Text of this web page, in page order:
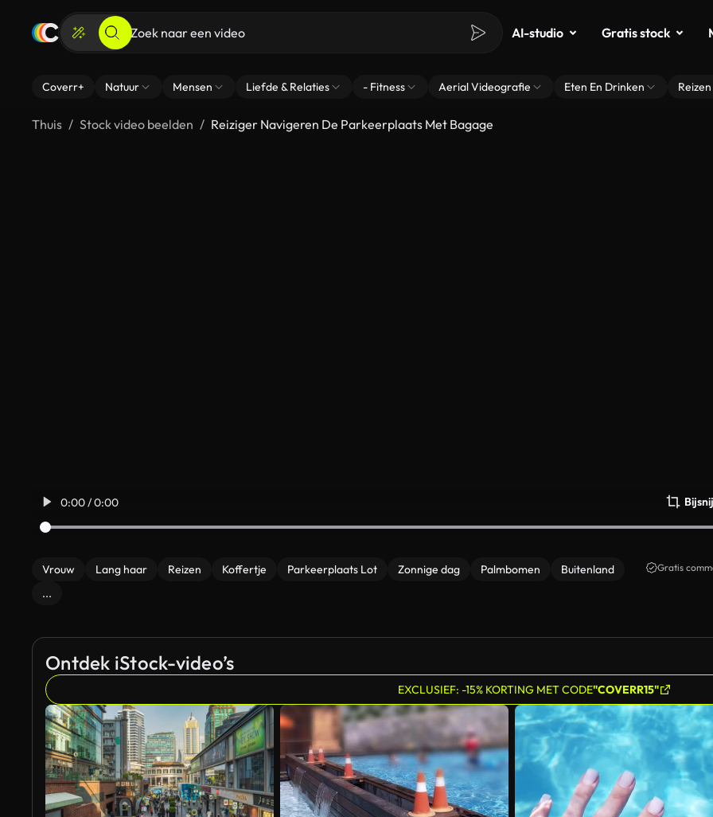
AI-studio Gratis stock
Coverr+ Natuur Mensen Liefde & Relaties - Fitness Aerial Videografie Eten En Drinken Reizen
Thuis Stock video beelden Reiziger Navigeren De Parkeerplaats Met Bagage
0:00 / 0:00
Vrouw Lang haar Reizen Koffertje Parkeerplaats Lot Zonnige dag Palmbomen
Buitenland
...
Gratis
Ontdek iStock-video’s
EXCLUSIEF: -15% KORTING MET CODE"COVERR15"